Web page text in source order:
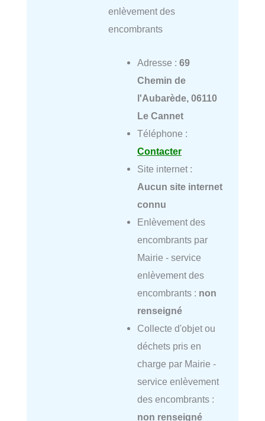
enlèvement des
encombrants
Adresse : 69
Chemin de
l'Aubarède, 06110
Le Cannet
Téléphone :
Contacter
Site internet :
Aucun site internet
connu
Enlèvement des
encombrants par
Mairie - service
enlèvement des
encombrants : non
renseigné
Collecte d'objet ou
déchets pris en
charge par Mairie -
service enlèvement
des encombrants :
non renseigné